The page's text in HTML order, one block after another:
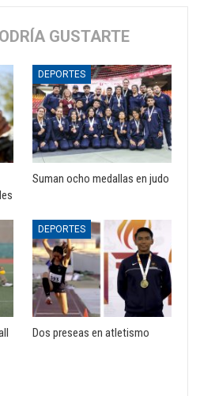
GUSTARTE
DEPORTES
Suman ocho medallas en judo
DEPORTES
Dos preseas en atletismo